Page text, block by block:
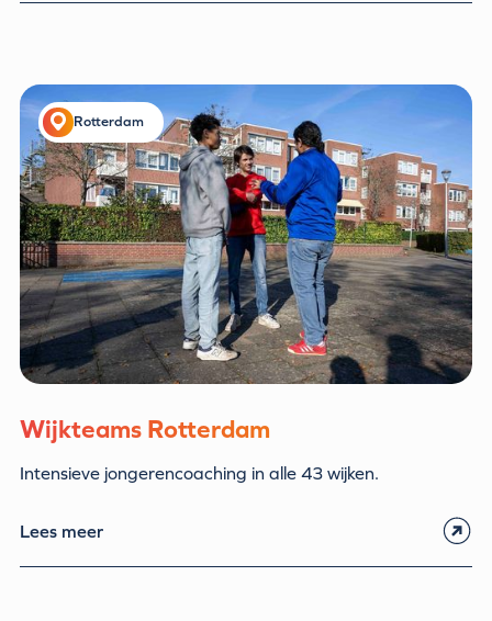
Rotterdam
Wijkteams Rotterdam
Intensieve jongerencoaching in alle 43 wijken.
Lees meer